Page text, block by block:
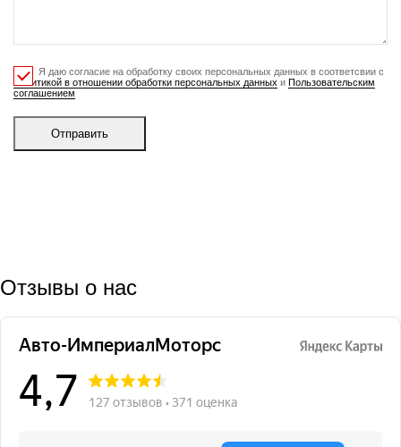
Я даю согласие на обработку своих персональных данных в соответсвии с
Политикой в отношении обработки персональных данных и Пользовательским
соглашением
Отправить
Отзывы о нас